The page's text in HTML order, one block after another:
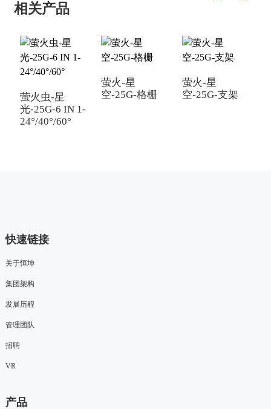
相关产品
萤火虫-星
光-25G-6 IN 1-
24°/40°/60°
萤火-星
空-25G-格栅
萤火-星
空-25G-支架
快速链接
关于恒坤
集团架构
发展历程
管理团队
招聘
VR
产品